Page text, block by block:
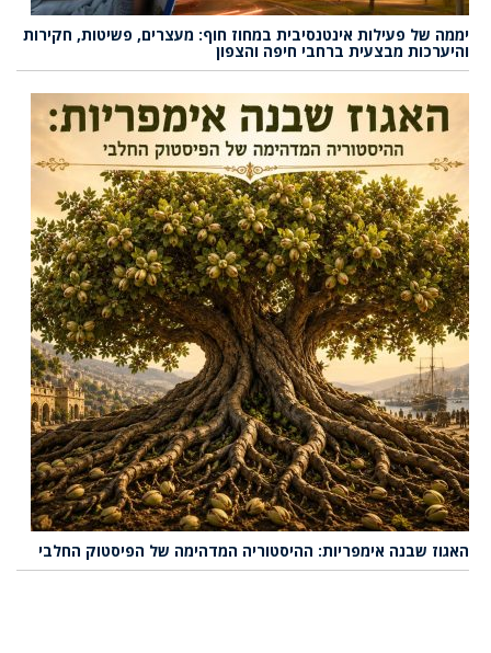
יממה של פעילות אינטנסיבית במחוז חוף: מעצרים, פשיטות, חקירות
והיערכות מבצעית ברחבי חיפה והצפון
האגוז שבנה אימפריות: ההיסטוריה המדהימה של הפיסטוק החלבי